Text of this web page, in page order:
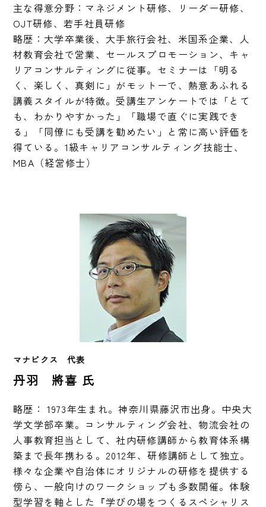
主な得意分野：マネジメント研修、リーダー研修、
OJT研修、若手社員研修
略歴：大学卒業後、大手旅行会社、米国系企業、人
材教育会社で営業、セールスプロモーション、キャ
リアコンサルティングに従事。セミナーは「明る
く、楽しく、真剣に」がモットーで、熱意あふれる
講義スタイルが特徴。受講生アンケートでは「とて
も、わかりやすかった」「職場で直ぐに実践でき
る」「同僚にも受講を勧めたい」と常に高い評価を
得ている。1級キャリアコンサルティング技能士、
MBA（経営修士）
マナビクス　代表
丹羽 將喜 氏
略歴： 1973年生まれ。神奈川県藤沢市出身。中央大
学文学部卒業。コンサルティング会社、物流会社の
人事教育担当として、社内研修講師から教育体系構
築まで長年携わる。2012年、研修講師として独立。
様々な企業や自治体にオリジナルの研修を提供する
傍ら、一般向けのワークショップも多数開催。体験
型学習を軸とした『学びの場をつくるスペシャリス